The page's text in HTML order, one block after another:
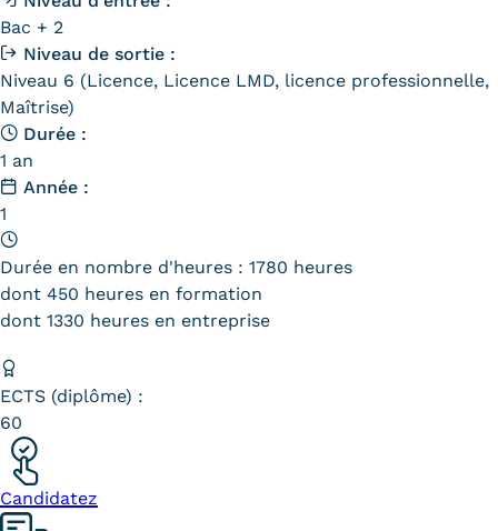
Communication
Kits communications Cnam
Prospect
Bac + 2
Niveau de sortie :
Niveau 6 (Licence, Licence LMD, licence professionnelle,
Maîtrise)
Durée :
1 an
Année :
1
Durée en nombre d'heures : 1780 heures
dont 450 heures en formation
dont 1330 heures en entreprise
ECTS (diplôme) :
60
Candidatez